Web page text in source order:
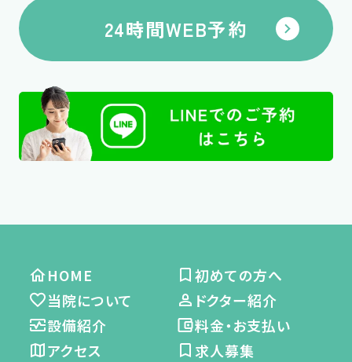
24時間WEB予約
HOME
初めての方へ
当院について
ドクター紹介
設備紹介
料金・お支払い
アクセス
求人募集